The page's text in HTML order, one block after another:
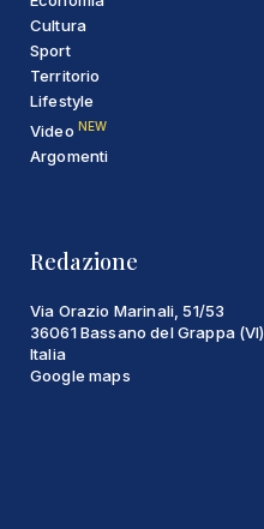
Cultura
Sport
Territorio
Lifestyle
Video NEW
Argomenti
Redazione
Via Orazio Marinali, 51/53
36061 Bassano del Grappa (VI)
Italia
Google maps